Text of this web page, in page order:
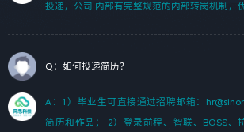
投递，公司 内部有完整规范的内部转岗机制，
Q：如何投递简历？
A：1）毕业生可直接通过招聘邮箱：
简历和作品； 2）登录前程、智联、BOSS、